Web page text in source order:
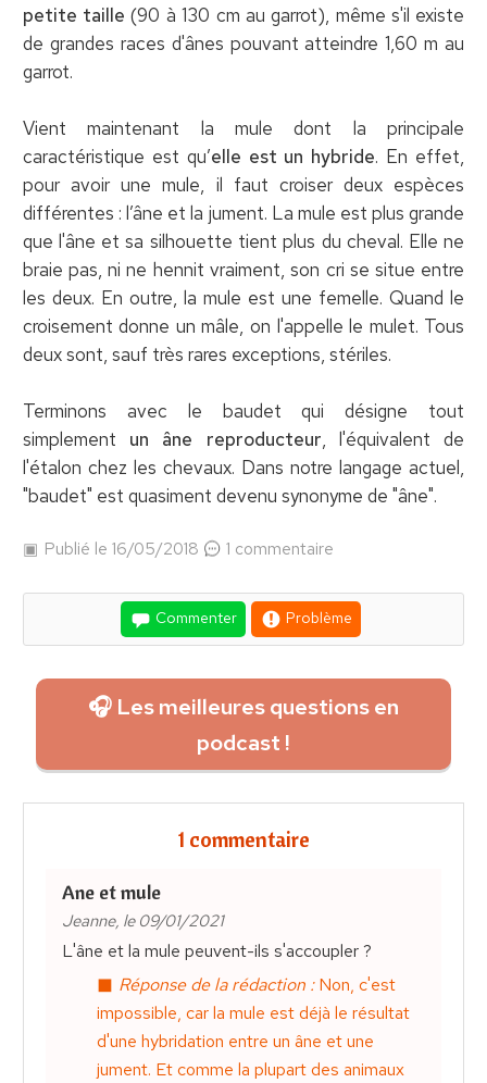
petite taille (90 à 130 cm au garrot), même s'il existe
de grandes races d'ânes pouvant atteindre 1,60 m au
garrot.
Vient maintenant la mule dont la principale
caractéristique est qu’elle est un hybride. En effet,
pour avoir une mule, il faut croiser deux espèces
différentes : l’âne et la jument. La mule est plus grande
que l'âne et sa silhouette tient plus du cheval. Elle ne
braie pas, ni ne hennit vraiment, son cri se situe entre
les deux. En outre, la mule est une femelle. Quand le
croisement donne un mâle, on l'appelle le mulet. Tous
deux sont, sauf très rares exceptions, stériles.
Terminons avec le baudet qui désigne tout
simplement un âne reproducteur, l'équivalent de
l'étalon chez les chevaux. Dans notre langage actuel,
"baudet" est quasiment devenu synonyme de "âne".
Publié le 16/05/2018 1 commentaire
Commenter Problème
🎧 Les meilleures questions en
podcast !
1 commentaire
Ane et mule
Jeanne, le 09/01/2021
L'âne et la mule peuvent-ils s'accoupler ?
Réponse de la rédaction :Non, c'est
impossible, car la mule est déjà le résultat
d'une hybridation entre un âne et une
jument. Et comme la plupart des animaux